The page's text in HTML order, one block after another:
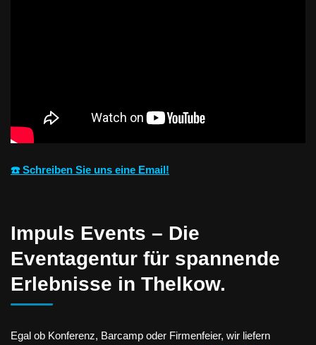
☎️ Schreiben Sie uns eine Email!
Impuls Events – Die
Eventagentur für spannende
Erlebnisse in Thelkow.
Egal ob Konferenz, Barcamp oder Firmenfeier, wir liefern